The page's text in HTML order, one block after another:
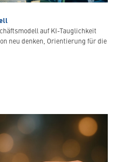
auf KI-Tauglichkeit
neu denken, Orientierung für die